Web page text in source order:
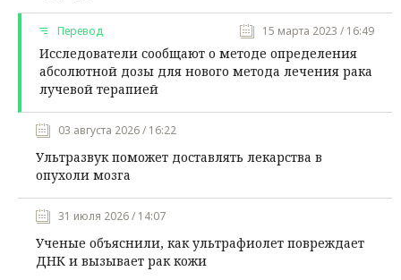
Перевод 15 марта 2023 / 16:49
Исследователи сообщают о методе определения
абсолютной дозы для нового метода лечения рака
лучевой терапией
03 августа 2026 / 16:22
Ультразвук поможет доставлять лекарства в
опухоли мозга
31 июля 2026 / 14:07
Ученые объяснили, как ультрафиолет повреждает
ДНК и вызывает рак кожи